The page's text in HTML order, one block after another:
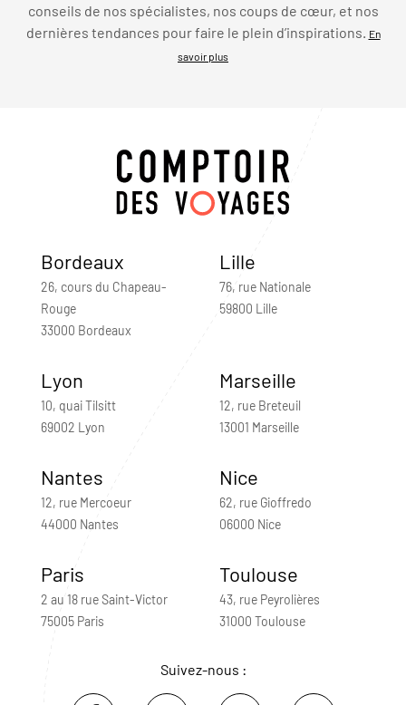
conseils de nos spécialistes, nos coups de cœur, et nos
dernières tendances pour faire le plein d’inspirations.
En
savoir plus
Bordeaux
26, cours du Chapeau-
Rouge
33000 Bordeaux
Lille
76, rue Nationale
59800 Lille
Lyon
10, quai Tilsitt
69002 Lyon
Marseille
12, rue Breteuil
13001 Marseille
Nantes
12, rue Mercoeur
44000 Nantes
Nice
62, rue Gioffredo
06000 Nice
Paris
2 au 18 rue Saint-Victor
75005 Paris
Toulouse
43, rue Peyrolières
31000 Toulouse
Suivez-nous :